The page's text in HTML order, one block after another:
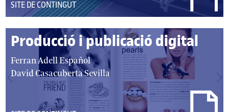
DEL
TIPUS:
SITE DE CONTINGUT
Producció i publicació digital
autor/autors:
Ferran Adell Español
David Casacuberta Sevilla